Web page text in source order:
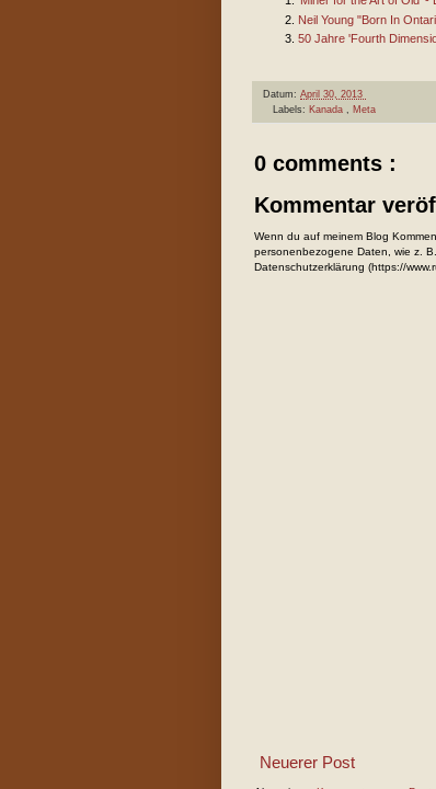
Neil Young "Born In
50 Jahre 'Fourth
Datum: April 30, 2013
Labels: Kanada , Meta
0 comments :
Kommentar
Wenn du auf meinem Blog
personenbezogene Daten, wie z.
Datenschutzerklärung (https://
Neuerer Post